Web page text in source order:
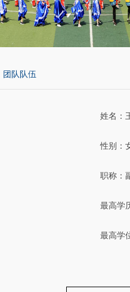
团队队伍
姓名：
性别：
职称：
最高学
最高学